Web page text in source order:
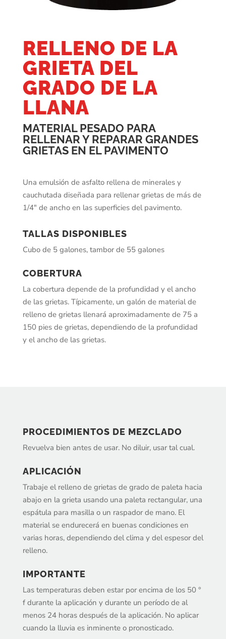
RELLENO DE LA
GRIETA DEL
GRADO DE LA
LLANA
MATERIAL PESADO PARA
RELLENAR Y REPARAR GRANDES
GRIETAS EN EL PAVIMENTO
Una emulsión de asfalto rellena de minerales y
cauchutada diseñada para rellenar grietas de más de
1/4″ de ancho en las superficies del pavimento.
TALLAS DISPONIBLES
Cubo de 5 galones, tambor de 55 galones
COBERTURA
La cobertura depende de la profundidad y el ancho
de las grietas. Típicamente, un galón de material de
relleno de grietas llenará aproximadamente de 75 a
150 pies de grietas, dependiendo de la profundidad
y el ancho de las grietas.
PROCEDIMIENTOS DE MEZCLADO
Revuelva bien antes de usar. No diluir, usar tal cual.
APLICACIÓN
Trabaje el relleno de grietas de grado de paleta hacia
abajo en la grieta usando una paleta rectangular, una
espátula para masilla o un raspador de mano. El
material se endurecerá en buenas condiciones en
varias horas, dependiendo del clima y del espesor del
relleno.
IMPORTANTE
Las temperaturas deben estar por encima de los 50 °
f durante la aplicación y durante un período de al
menos 24 horas después de la aplicación. No aplicar
cuando la lluvia es inminente o pronosticado.